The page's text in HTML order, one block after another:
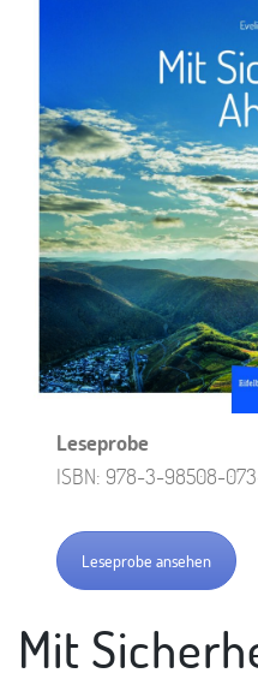
Leseprobe
ISBN: 978-3-98508-
Leseprobe ansehen
Mit